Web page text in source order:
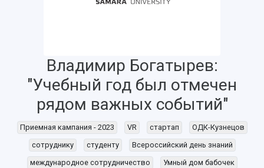
Владимир Богатырев:
"Учебный год был отмечен
рядом важных событий"
Приемная кампания - 2023 VR стартап
ОДК-Кузнецов
сотруднику
студенту
Всероссийский день знаний
международное сотрудничество
Умный дом бабочек